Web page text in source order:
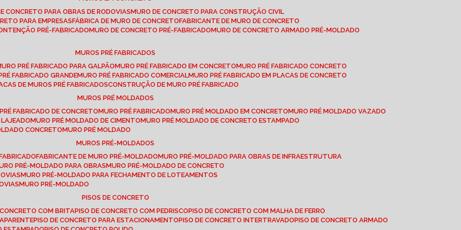
CONCRETO PARA OBRAS DE RODOVIAS
MURO DE CONCRETO PARA CONSTRUÇÃO CIVIL
PARA EMPRESAS FÁBRICA DE MURO DE CONCRETO FABRICANTE DE MURO DE CONCRETO
PRÉ-FABRICADO
MURO DE CONCRETO PRÉ-FABRICADO MURO DE CONCRETO ARMADO PRÉ-MOLDADO
MUROS PRÉ FABRICADOS
MURO PRÉ FABRICADO PARA GALPÃO
MURO PRÉ FABRICADO EM CONCRETO
MURO PRÉ FABRICADO CONCRETO
PRÉ FABRICADO GRANDE
MURO PRÉ FABRICADO COMERCIAL
MURO PRÉ FABRICADO EM PLACAS DE CONCRETO
DE MUROS PRÉ FABRICADOS CONSTRUÇÃO DE MURO PRÉ FABRICADO
MUROS PRÉ MOLDADOS
PRÉ FABRICADO DE CONCRETO
MURO PRÉ FABRICADO MURO PRÉ MOLDADO EM CONCRETO
MURO PRÉ MOLDADO VAZADO
LAJEADO
MURO PRÉ MOLDADO DE CIMENTO
MURO PRÉ MOLDADO DE CONCRETO ESTAMPADO
CONCRETO
MURO PRÉ MOLDADO
MUROS PRÉ-MOLDADOS
FABRICADO FABRICANTE DE MURO PRÉ-MOLDADO
MURO PRÉ-MOLDADO PARA OBRAS DE INFRAESTRUTURA
PRÉ-MOLDADO PARA OBRAS
MURO PRÉ-MOLDADO DE CONCRETO
MURO PRÉ-MOLDADO PARA FECHAMENTO DE LOTEAMENTOS
MURO PRÉ-MOLDADO
PISOS DE CONCRETO
CONCRETO COM BRITA PISO DE CONCRETO COM PEDRISCO PISO DE CONCRETO COM MALHA DE FERRO
PISO DE CONCRETO PARA ESTACIONAMENTO PISO DE CONCRETO INTERTRAVADO PISO DE CONCRETO ARMADO